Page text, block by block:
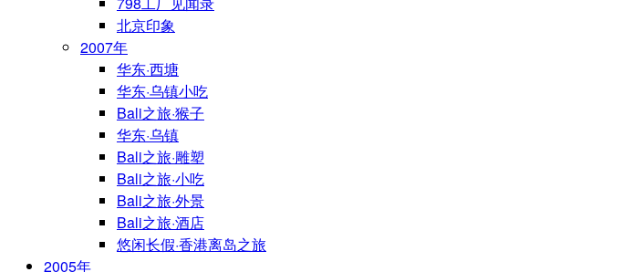
北京印象
2007年
华东·西塘
华东·乌镇小吃
Bali之旅·猴子
华东·乌镇
Bali之旅·雕塑
Bali之旅·小吃
Bali之旅·外景
Bali之旅·酒店
悠闲长假·香港离岛之旅
2005年